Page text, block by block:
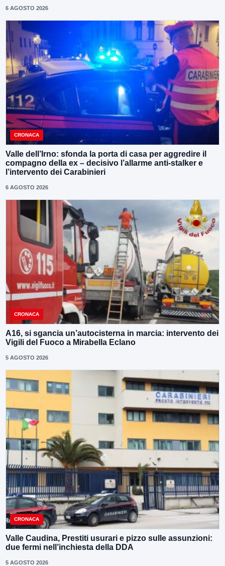
6 AGOSTO 2026
CRONACA
Valle dell’Irno: sfonda la porta di casa per aggredire il
compagno della ex – decisivo l’allarme anti-stalker e
l’intervento dei Carabinieri
6 AGOSTO 2026
CRONACA
A16, si sgancia un’autocisterna in marcia: intervento dei
Vigili del Fuoco a Mirabella Eclano
5 AGOSTO 2026
CRONACA
Valle Caudina, Prestiti usurari e pizzo sulle assunzioni:
due fermi nell’inchiesta della DDA
5 AGOSTO 2026